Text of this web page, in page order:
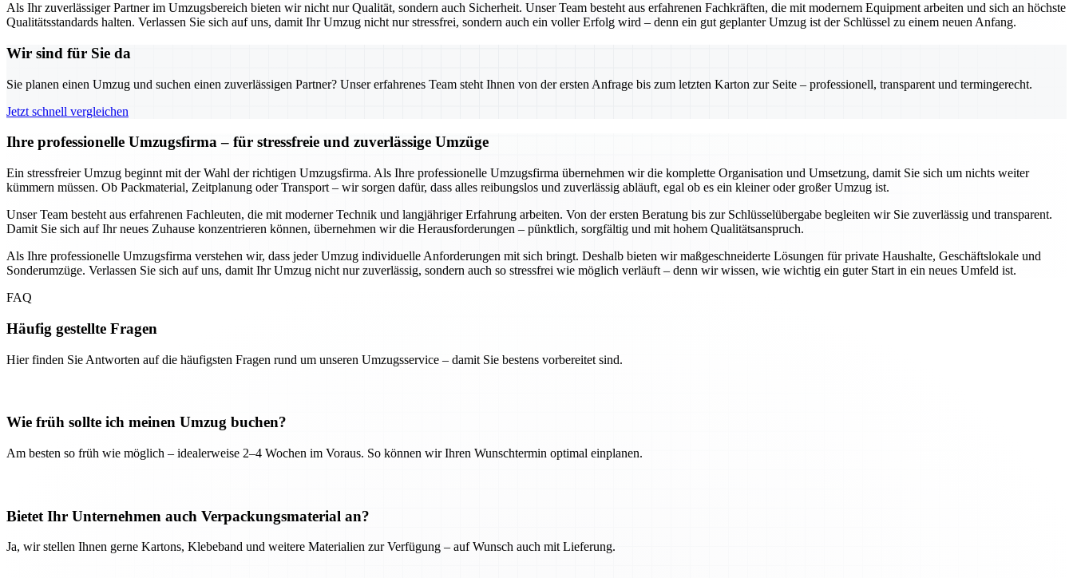
Als Ihr zuverlässiger Partner im Umzugsbereich bieten wir nicht nur Qualität, sondern auch Sicherheit. Unser Team besteht aus erfahrenen Fachkräften, die mit modernem Equipment arbeiten und sich an höchste
Qualitätsstandards halten. Verlassen Sie sich auf uns, damit Ihr Umzug nicht nur stressfrei, sondern auch ein voller Erfolg wird – denn ein gut geplanter Umzug ist der Schlüssel zu einem neuen Anfang.
Wir sind für Sie da
Sie planen einen Umzug und suchen einen zuverlässigen Partner? Unser erfahrenes Team steht Ihnen von der ersten Anfrage bis zum letzten Karton zur Seite – professionell, transparent und termingerecht.
Jetzt schnell vergleichen
Ihre professionelle Umzugsfirma – für stressfreie und zuverlässige Umzüge
Ein stressfreier Umzug beginnt mit der Wahl der richtigen Umzugsfirma. Als Ihre professionelle Umzugsfirma übernehmen wir die komplette Organisation und Umsetzung, damit Sie sich um nichts weiter
kümmern müssen. Ob Packmaterial, Zeitplanung oder Transport – wir sorgen dafür, dass alles reibungslos und zuverlässig abläuft, egal ob es ein kleiner oder großer Umzug ist.
Unser Team besteht aus erfahrenen Fachleuten, die mit moderner Technik und langjähriger Erfahrung arbeiten. Von der ersten Beratung bis zur Schlüsselübergabe begleiten wir Sie zuverlässig und transparent.
Damit Sie sich auf Ihr neues Zuhause konzentrieren können, übernehmen wir die Herausforderungen – pünktlich, sorgfältig und mit hohem Qualitätsanspruch.
Als Ihre professionelle Umzugsfirma verstehen wir, dass jeder Umzug individuelle Anforderungen mit sich bringt. Deshalb bieten wir maßgeschneiderte Lösungen für private Haushalte, Geschäftslokale und
Sonderumzüge. Verlassen Sie sich auf uns, damit Ihr Umzug nicht nur zuverlässig, sondern auch so stressfrei wie möglich verläuft – denn wir wissen, wie wichtig ein guter Start in ein neues Umfeld ist.
FAQ
Häufig gestellte Fragen
Hier finden Sie Antworten auf die häufigsten Fragen rund um unseren Umzugsservice – damit Sie bestens vorbereitet sind.
Wie früh sollte ich meinen Umzug buchen?
Am besten so früh wie möglich – idealerweise 2–4 Wochen im Voraus. So können wir Ihren Wunschtermin optimal einplanen.
Bietet Ihr Unternehmen auch Verpackungsmaterial an?
Ja, wir stellen Ihnen gerne Kartons, Klebeband und weitere Materialien zur Verfügung – auf Wunsch auch mit Lieferung.